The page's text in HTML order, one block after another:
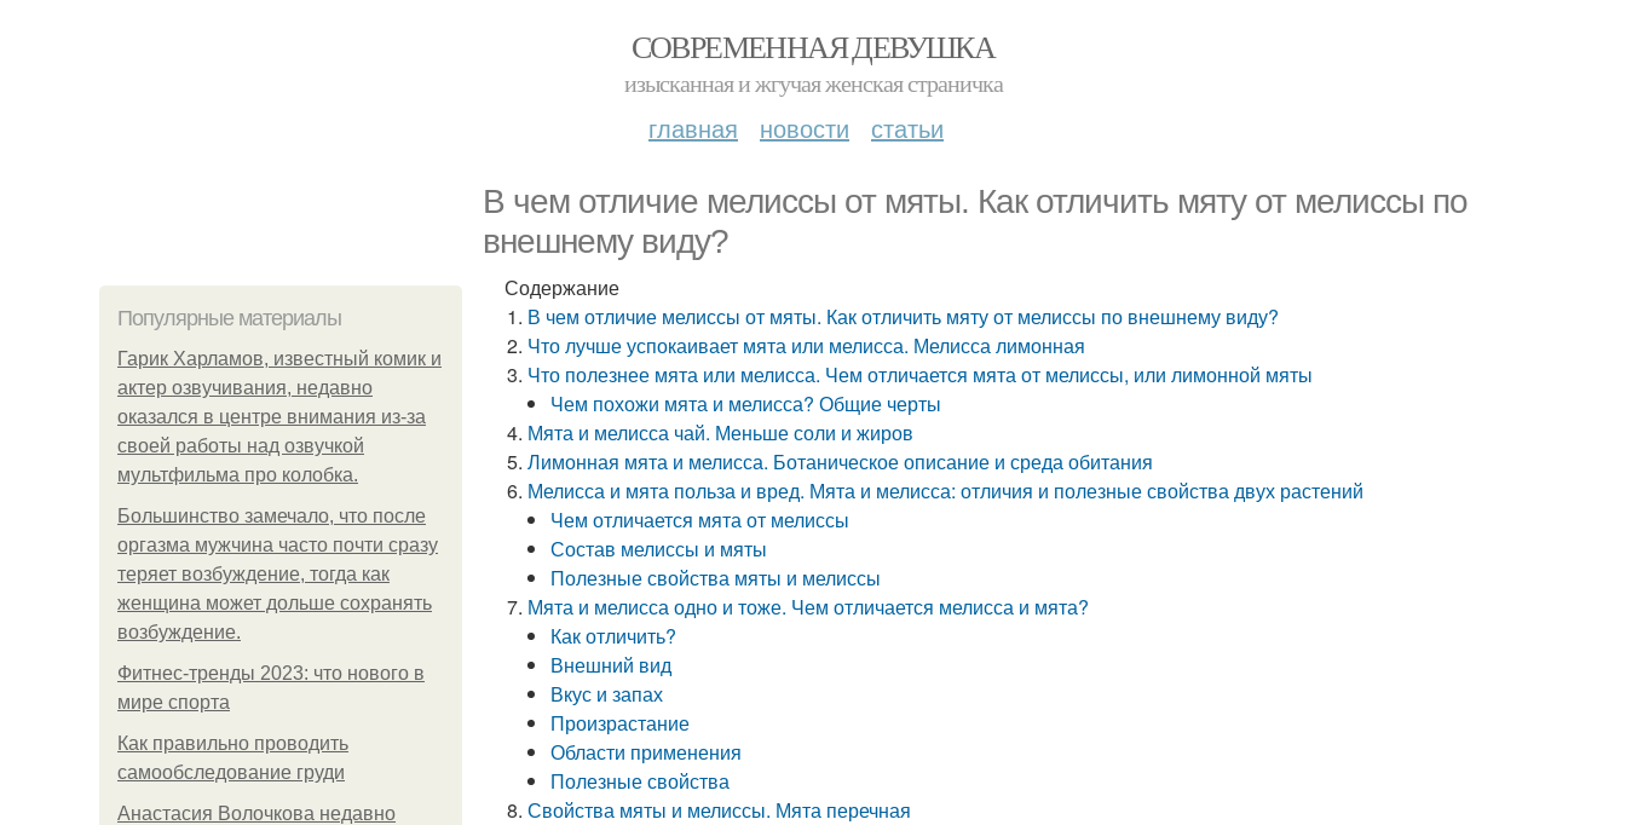
СОВРЕМЕННАЯ ДЕВУШКА
изысканная и жгучая женская страничка
главная новости статьи
В чем отличие мелиссы от мяты. Как отличить мяту от мелиссы по
внешнему виду?
Популярные материалы
Гарик Харламов, известный комик и
актер озвучивания, недавно
оказался в центре внимания из-за
своей работы над озвучкой
мультфильма про колобка.
Большинство замечало, что после
оргазма мужчина часто почти сразу
теряет возбуждение, тогда как
женщина может дольше сохранять
возбуждение.
Фитнес-тренды 2023: что нового в
мире спорта
Как правильно проводить
самообследование груди
Анастасия Волочкова недавно
Содержание
В чем отличие мелиссы от мяты. Как отличить мяту от мелиссы по внешнему виду?
Что лучше успокаивает мята или мелисса. Мелисса лимонная
Что полезнее мята или мелисса. Чем отличается мята от мелиссы, или лимонной мяты
Чем похожи мята и мелисса? Общие черты
Мята и мелисса чай. Меньше соли и жиров
Лимонная мята и мелисса. Ботаническое описание и среда обитания
Мелисса и мята польза и вред. Мята и мелисса: отличия и полезные свойства двух растений
Чем отличается мята от мелиссы
Состав мелиссы и мяты
Полезные свойства мяты и мелиссы
Мята и мелисса одно и тоже. Чем отличается мелисса и мята?
Как отличить?
Внешний вид
Вкус и запах
Произрастание
Области применения
Полезные свойства
Свойства мяты и мелиссы. Мята перечная